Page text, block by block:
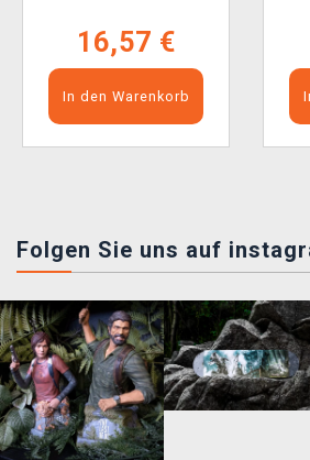
16,57 €
In den Warenkorb
Folgen Sie uns auf